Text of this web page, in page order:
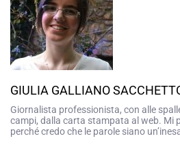
GIULIA GALLIANO
Giornalista professionista, con alle
campi, dalla carta stampata al web. Mi
perché credo che le parole siano